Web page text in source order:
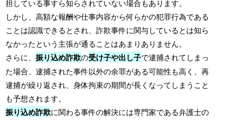
担している事すら知らされていない場合もあります。
しかし、高額な報酬や仕事内容から何らかの犯罪行為である
ことは認識できるとされ、詐欺事件に関与しているとは知ら
なかったという主張が通ることはあまりありません。
さらに、振り込め詐欺の受け子や出し子で逮捕されてしまっ
た場合、逮捕された事件以外の余罪がある可能性も高く、再
逮捕が繰り返され、身体拘束の期間が長くなってしまうこと
も予想されます。
振り込め詐欺に関わる事件の解決には専門家である弁護士の